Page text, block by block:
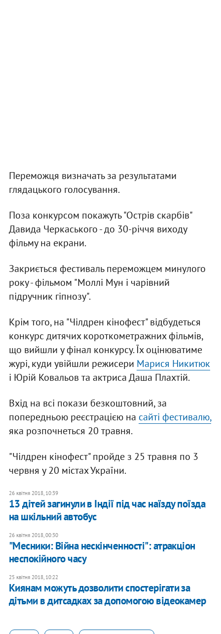
Переможця визначать за результатами
глядацького голосування.
Поза конкурсом покажуть "Острів скарбів"
Давида Черкаського - до 30-річчя виходу
фільму на екрани.
Закриється фестиваль переможцем минулого
року - фільмом "Моллі Мун і чарівний
підручник гіпнозу".
Крім того, на "Чілдрен кінофест" відбудеться
конкурс дитячих короткометражних фільмів,
що вийшли у фінал конкурсу. Їх оцінюватиме
журі, куди увійшли режисери Марися Никитюк
і Юрій Ковальов та актриса Даша Плахтій.
Вхід на всі покази безкоштовний, за
попередньою реєстрацією на сайті фестивалю,
яка розпочнеться 20 травня.
"Чілдрен кінофест" пройде з 25 травня по 3
червня у 20 містах України.
26 квітня 2018, 10:39
13 дітей загинули в Індії під час наїзду поїзда
на шкільний автобус
26 квітня 2018, 00:30
"Месники: Війна нескінченності": атракціон
неспокійного часу
25 квітня 2018, 10:22
Киянам можуть дозволити спостерігати за
дітьми в дитсадках за допомогою відеокамер